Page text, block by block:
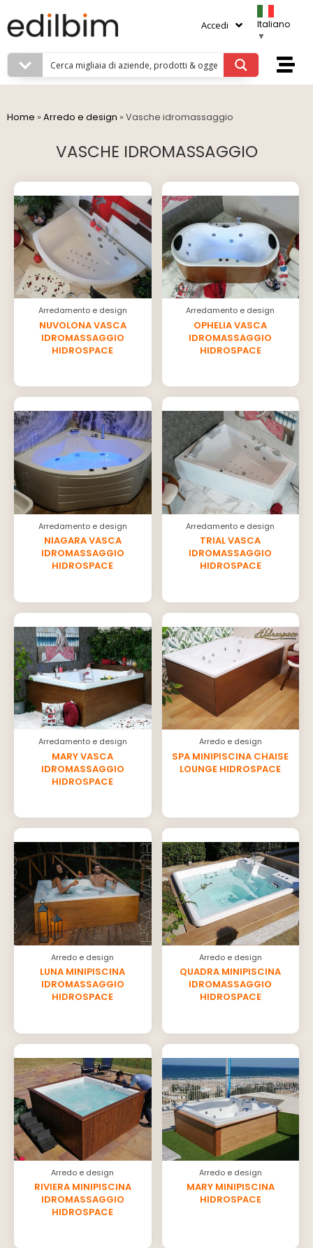
Accedi
Italiano
▼
Home » Arredo e design » Vasche idromassaggio
VASCHE IDROMASSAGGIO
Arredamento e design
NUVOLONA VASCA
IDROMASSAGGIO
HIDROSPACE
Arredamento e design
OPHELIA VASCA
IDROMASSAGGIO
HIDROSPACE
Arredamento e design
NIAGARA VASCA
IDROMASSAGGIO
HIDROSPACE
Arredamento e design
TRIAL VASCA
IDROMASSAGGIO
HIDROSPACE
Arredamento e design
MARY VASCA
IDROMASSAGGIO
HIDROSPACE
Arredo e design
SPA MINIPISCINA CHAISE
LOUNGE HIDROSPACE
Arredo e design
LUNA MINIPISCINA
IDROMASSAGGIO
HIDROSPACE
Arredo e design
QUADRA MINIPISCINA
IDROMASSAGGIO
HIDROSPACE
Arredo e design
RIVIERA MINIPISCINA
IDROMASSAGGIO
HIDROSPACE
Arredo e design
MARY MINIPISCINA
HIDROSPACE